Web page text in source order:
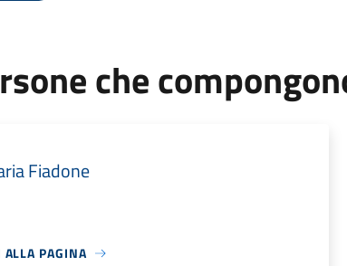
che
Fiadone
ALLA PAGINA